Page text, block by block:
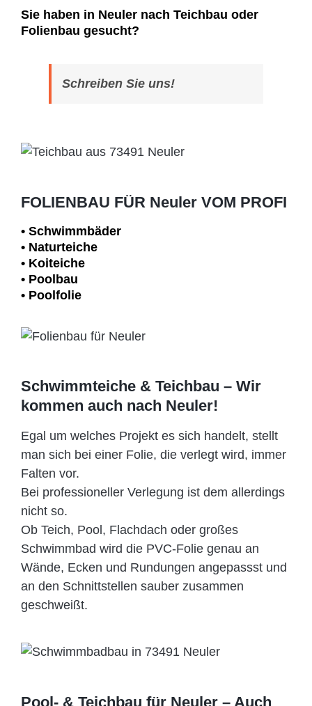
Sie haben in Neuler nach Teichbau oder
Folienbau gesucht?
Schreiben Sie uns!
FOLIENBAU FÜR Neuler VOM PROFI
• Schwimm­bäder
• Naturteiche
• Koiteiche
• Poolbau
• Poolfolie
Schwimmteiche & Teichbau – Wir
kommen auch nach Neuler!
Egal um welches Projekt es sich handelt, stellt
man sich bei einer Folie, die verlegt wird, immer
Falten vor.
Bei professioneller Verlegung ist dem allerdings
nicht so.
Ob Teich, Pool, Flachdach oder großes
Schwimmbad wird die PVC-Folie genau an
Wände, Ecken und Rundungen angepassst und
an den Schnittstellen sauber zusammen
geschweißt.
Pool- & Teichbau für Neuler – Auch